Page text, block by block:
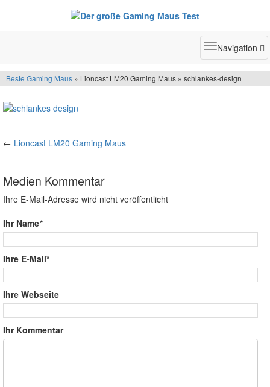
Toggle
Navigation
Beste Gaming Maus » Lioncast LM20 Gaming Maus » schlankes-design
← Lioncast LM20 Gaming Maus
Medien Kommentar
Ihre E-Mail-Adresse wird nicht veröffentlicht
Ihr Name*
Ihre E-Mail*
Ihre Webseite
Ihr Kommentar